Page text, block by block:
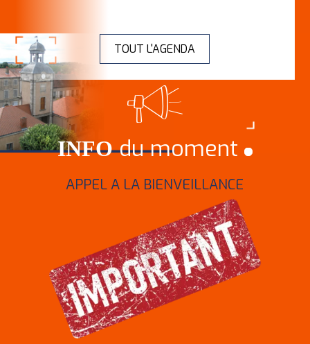
TOUT L'AGENDA
INFO du moment
APPEL A LA BIENVEILLANCE